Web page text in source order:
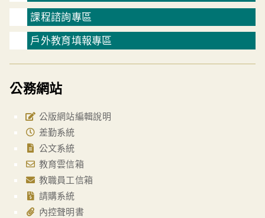
課程諮詢專區
戶外教育填報專區
公務網站
公版網站編輯說明
差勤系統
公文系統
教育雲信箱
教職員工信箱
請購系統
內控聲明書